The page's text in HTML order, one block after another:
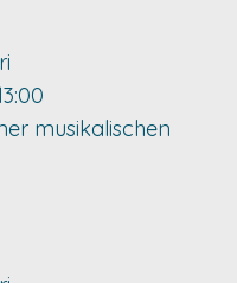
musikalischen